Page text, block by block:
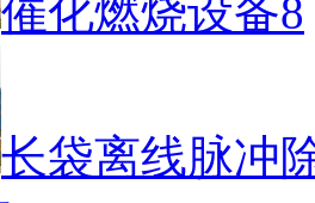
催化燃烧设备8
长袋离线脉冲